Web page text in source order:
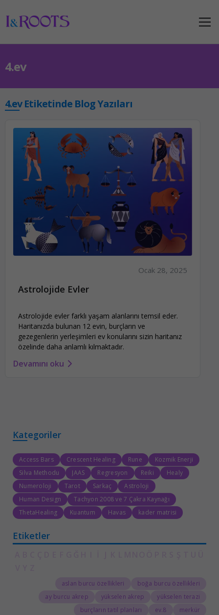
4.ev
4.ev Etiketinde Blog Yazıları
Ocak 28, 2025
Astrolojide Evler
Astrolojide evler farklı yaşam alanlarını temsil eder.
Haritanızda bulunan 12 evin, burçların ve
gezegenlerin yerleşimleri ev konularını sizin haritanız
özelinde daha anlamlı kılmaktadır.
Devamını oku
Kategoriler
Access Bars Crescent Healing Rune
Kozmik Enerji
Silva Methodu
JAAS Regresyon Reiki
Healy
Numeroloji
Tarot Sarkaç
Astroloji
Human Design
Tachyon 2008 ve 7 Çakra Kaynağı
ThetaHealing
Kuantum Havas kader matrisi
Etiketler
boğa burcu özellikleri
aslan burcu özellikleri
yükselen terazi
yükselen akrep
ay burcu akrep
merkür
8.ev
burçların tatil planları